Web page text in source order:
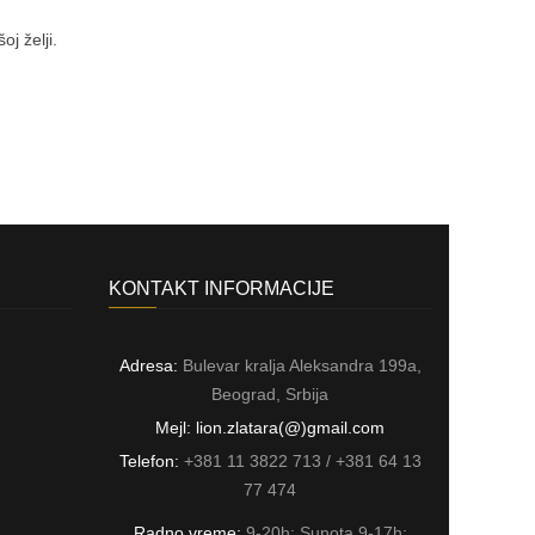
želji.
KONTAKT INFORMACIJE
Adresa: Bulevar kralja Aleksandra 199a,
Beograd, Srbija
Mejl: lion.zlatara(@)gmail.com
Telefon: +381 11 3822 713 / +381 64 13
77 474